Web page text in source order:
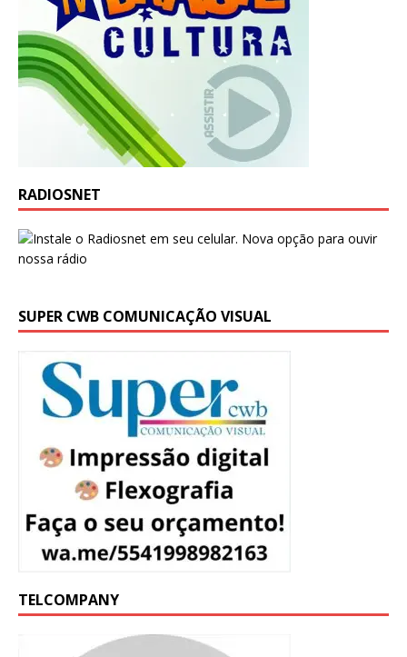
RADIOSNET
SUPER CWB COMUNICAÇÃO VISUAL
TELCOMPANY